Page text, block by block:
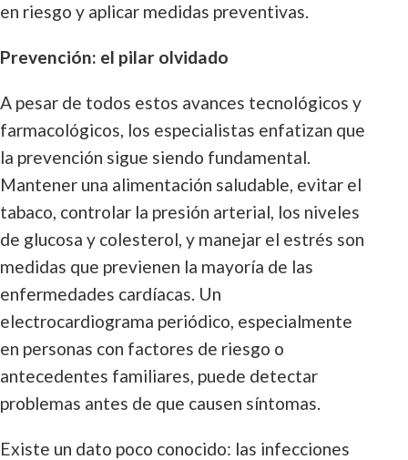
en riesgo y aplicar medidas preventivas.
Prevención: el pilar olvidado
A pesar de todos estos avances tecnológicos y
farmacológicos, los especialistas enfatizan que
la prevención sigue siendo fundamental.
Mantener una alimentación saludable, evitar el
tabaco, controlar la presión arterial, los niveles
de glucosa y colesterol, y manejar el estrés son
medidas que previenen la mayoría de las
enfermedades cardíacas. Un
electrocardiograma periódico, especialmente
en personas con factores de riesgo o
antecedentes familiares, puede detectar
problemas antes de que causen síntomas.
Existe un dato poco conocido: las infecciones